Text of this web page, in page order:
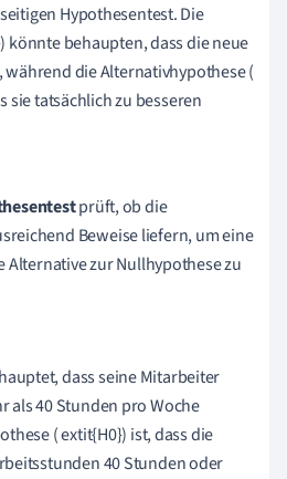
Hypothesentest. Die
könnte behaupten, dass die neue
während die Alternativhypothese (
sie tatsächlich zu besseren
prüft, ob die
Beweise liefern, um eine
Alternative zur Nullhypothese zu
dass seine Mitarbeiter
als 40 Stunden pro Woche
( extit{H0}) ist, dass die
40 Stunden oder